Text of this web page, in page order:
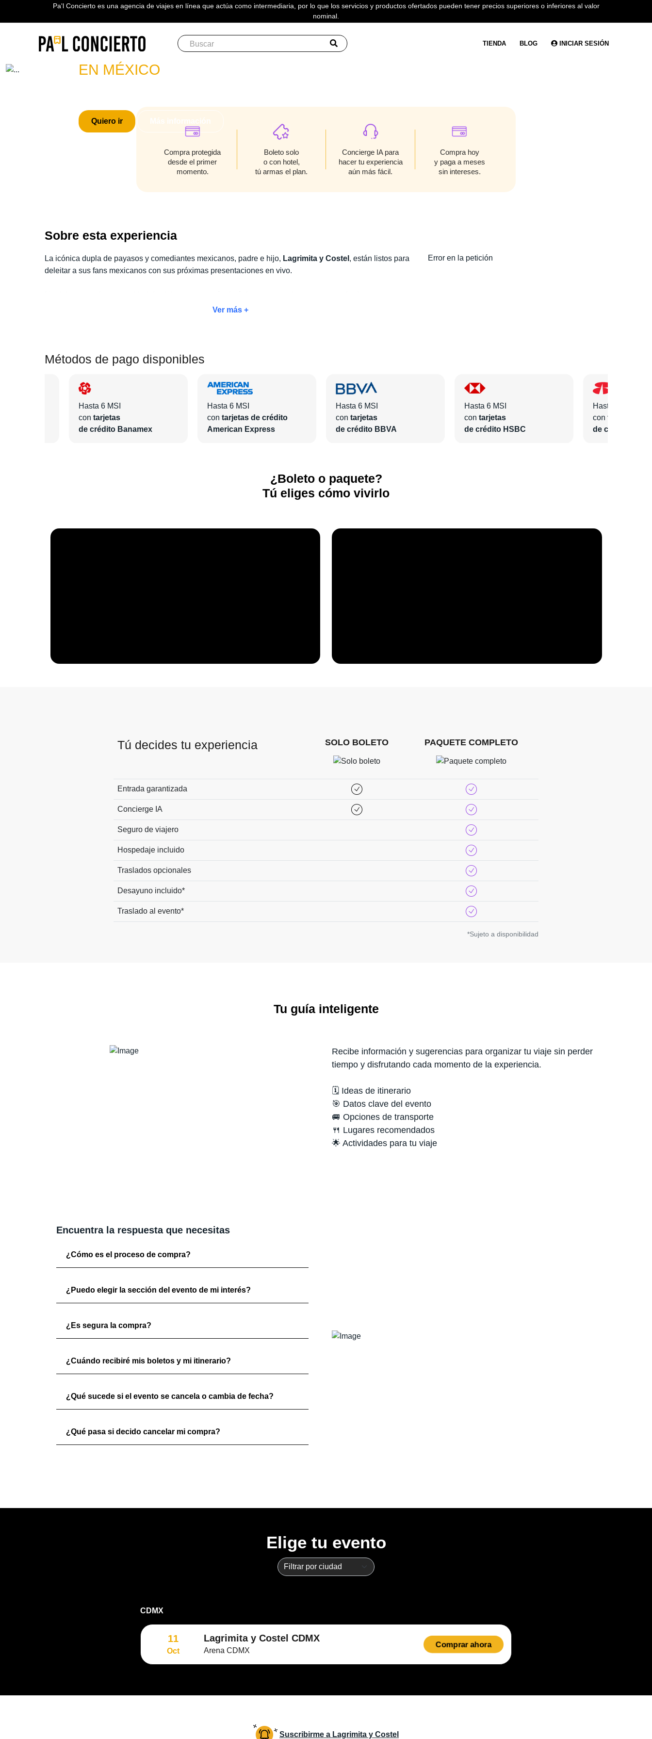
Pa'l Concierto es una agencia de viajes en línea que actúa como intermediaria, por lo que los servicios y productos ofertados pueden tener precios superiores o inferiores al valor
nominal.
TIENDA BLOG INICIAR SESIÓN
LAGRIMITA Y COSTEL
EN MÉXICO
Quiero ir
Compra protegida
desde el primer
momento.
Boleto solo
o con hotel,
tú armas el plan.
Concierge IA para
hacer tu experiencia
aún más fácil.
Compra hoy
y paga a meses
sin intereses.
Sobre esta experiencia
La icónica dupla de payasos y comediantes mexicanos, padre e hijo, Lagrimita y Costel , están listos para
deleitar a sus fans mexicanos con sus próximas presentaciones en vivo.
. Con este paquete, no solo disfrutarás del evento, sino también de todas las amenidades
que desees.
Ver más +
Error en la petición
Métodos de pago disponibles
Hasta 6 MSI
con tarjetas
de crédito Banamex
Hasta 6 MSI
con tarjetas de crédito
American Express
Hasta 6 MSI
con tarjetas
de crédito BBVA
Hasta 6 MSI
con tarjetas
de crédito HSBC
Hasta 6 MSI
con tarjetas
de crédito
¿Boleto o paquete?
Tú eliges cómo vivirlo
Tú decides tu experiencia SOLO BOLETO PAQUETE COMPLETO
Entrada garantizada
Concierge IA
Seguro de viajero
Hospedaje incluido
Traslados opcionales
Desayuno incluido*
Traslado al evento*
*Sujeto a disponibilidad
Tu guía inteligente
Recibe información y sugerencias para organizar tu viaje sin perder
tiempo y disfrutando cada momento de la experiencia.
🗓️ Ideas de itinerario
🎯 Datos clave del evento
🚐 Opciones de transporte
🍴 Lugares recomendados
🌟 Actividades para tu viaje
Encuentra la respuesta que necesitas
¿Cómo es el proceso de compra?
¿Puedo elegir la sección del evento de mi interés?
¿Es segura la compra?
¿Cuándo recibiré mis boletos y mi itinerario?
¿Qué sucede si el evento se cancela o cambia de fecha?
¿Qué pasa si decido cancelar mi compra?
Elige tu evento
CDMX
11
Oct
Lagrimita y Costel CDMX
Arena CDMX
Comprar ahora
Suscribirme a Lagrimita y Costel